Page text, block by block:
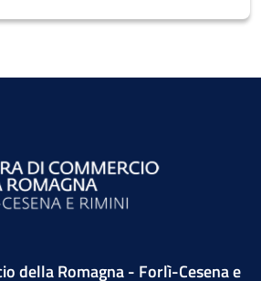
della Romagna - Forlì-Cesena e